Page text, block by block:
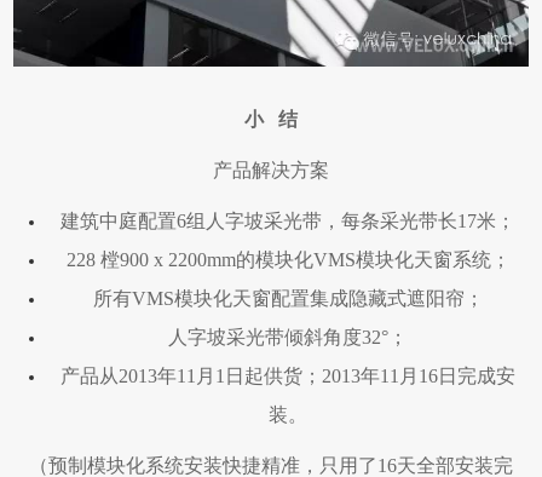
小 结
产品解决方案
建筑中庭配置6组人字坡采光带，每条采光带长17米；
228 樘900 x 2200mm的模块化VMS模块化天窗系统；
所有VMS模块化天窗配置集成隐藏式遮阳帘；
人字坡采光带倾斜角度32° ；
产品从2013年11 月 1 日起供货； 2013年11 月 16日完成安
装。
（预制模块化系统安装快捷精准，只用了16天全部安装完